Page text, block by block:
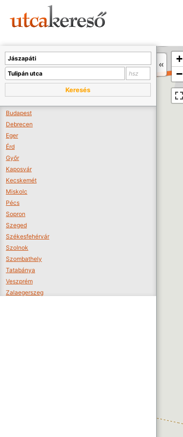
+
−
Keresés
Budapest
Debrecen
Eger
Érd
Győr
Kaposvár
Kecskemét
Miskolc
Pécs
Sopron
Szeged
Székesfehérvár
Szolnok
Szombathely
Tatabánya
Veszprém
Zalaegerszeg
A térképet kicsinyíteni kell, hogy látszódjanak a boltok.
Boltok látszódjanak >>